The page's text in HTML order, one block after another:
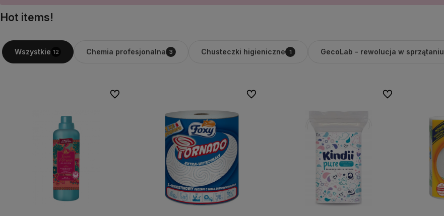
Hot items!
Wszystkie 12 Chemia profesjonalna 3 Chusteczki higieniczne 1 GecoLab - rewolucja w sprzątaniu
Do ulubionych Do ulubionych Do ulubionych